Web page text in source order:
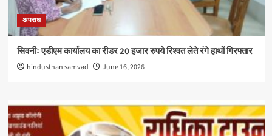
अपराध
सिवनीः एडीएम कार्यालय का रीडर 20 हजार रुपये रिश्वत लेते रंगे हाथों गिरफ्तार
hindusthan samvad June 16, 2026